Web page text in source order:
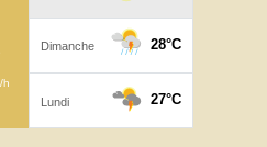
de la chapelle